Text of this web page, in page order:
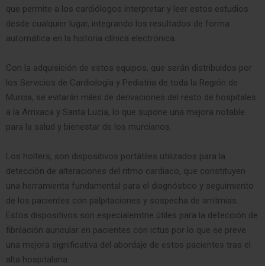
que permite a los cardiólogos interpretar y leer estos estudios
desde cualquier lugar, integrando los resultados de forma
automática en la historia clínica electrónica.
Con la adquisición de estos equipos, que serán distribuidos por
los Servicios de Cardiología y Pediatria de toda la Región de
Murcia, se evitarán miles de derivaciones del resto de hospitales
a la Arrixaca y Santa Lucia, lo que supone una mejora notable
para la salud y bienestar de los murcianos.
Los holters, son dispositivos portátiles utilizados para la
detección de alteraciones del ritmo cardiaco, que constituyen
una herramienta fundamental para el diagnóstico y seguimiento
de los pacientes con palpitaciones y sospecha de arritmias.
Estos dispositivos son especialemtne útiles para la detección de
fibrilación auricular en pacientes con ictus por lo que se preve
una mejora significativa del abordaje de estos pacientes tras el
alta hospitalaria.